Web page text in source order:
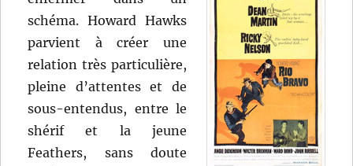
schéma. Howard Hawks
parvient à créer une
relation très particulière,
pleine d’attentes et de
sous-entendus, entre le
shérif et la jeune
Feathers, sans doute